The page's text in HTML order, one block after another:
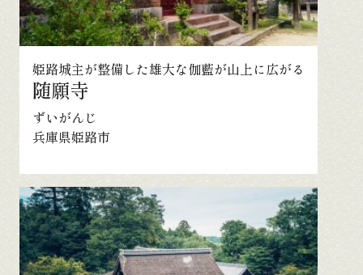
姫路城主が整備した雄大な伽藍が山上に広がる
随願寺
ずいがんじ
兵庫県姫路市